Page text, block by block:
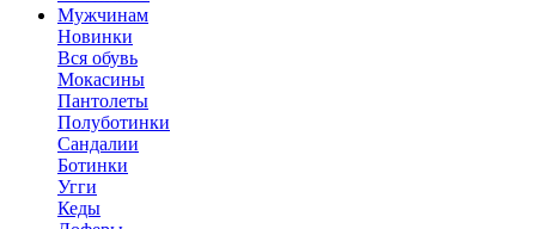
Мужчинам
Новинки
Вся обувь
Мокасины
Пантолеты
Полуботинки
Сандалии
Ботинки
Угги
Кеды